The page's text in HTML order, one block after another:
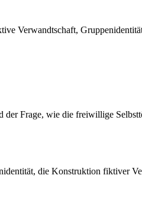
Verwandtschaft,
der Frage, wie die freiwillige
die Konstruktion fiktiver